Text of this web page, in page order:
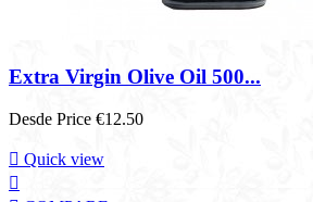
Extra Virgin Olive Oil 500...
Desde Price €12.50
 Quick view
